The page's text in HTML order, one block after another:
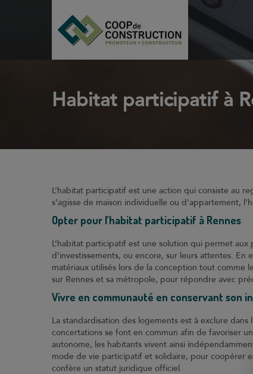
Habitat participatif à
L’habitat participatif est une action qui consiste au
s’agisse de maison individuelle ou d’appartement,
Opter pour l’habitat participatif à Rennes
L’habitat participatif est une solution qui permet
d’investissements, ou encore, sur leurs attentes.
matériaux utilisés lors de la conception tout comme
sur Rennes et sa métropole, pour répondre avec
Vivre en communauté en conservant son
La standardisation des logements est à exclure
concertations se font en commun afin de favoriser
autonome, les habitants vivent ainsi
mode de vie participatif et solidaire, pour coopérer
confère un statut juridique officiel.